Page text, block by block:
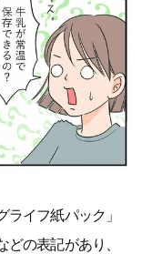
イフ紙パック」
の表記があり、